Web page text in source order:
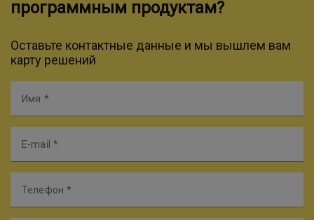
программным продуктам?
Оставьте контактные данные и мы вышлем вам
карту решений
Имя
E-mail
Телефон